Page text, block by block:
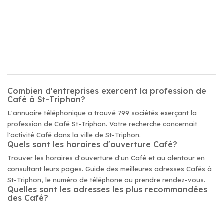
Combien d'entreprises exercent la profession de
Café à St-Triphon?
L'annuaire téléphonique a trouvé 799 sociétés exerçant la
profession de Café St-Triphon. Votre recherche concernait
l'activité Café dans la ville de St-Triphon.
Quels sont les horaires d'ouverture Café?
Trouver les horaires d'ouverture d'un Café et au alentour en
consultant leurs pages. Guide des meilleures adresses Cafés à
St-Triphon, le numéro de téléphone ou prendre rendez-vous.
Quelles sont les adresses les plus recommandées
des Café?